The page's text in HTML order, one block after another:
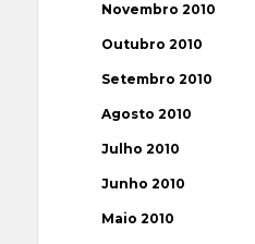
Novembro 2010
Outubro 2010
Setembro 2010
Agosto 2010
Julho 2010
Junho 2010
Maio 2010